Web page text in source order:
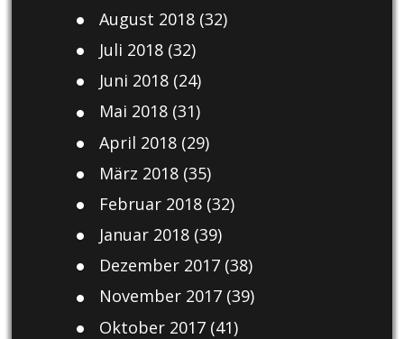
August 2018(32)
Juli 2018(32)
Juni 2018(24)
Mai 2018(31)
April 2018(29)
März 2018(35)
Februar 2018(32)
Januar 2018(39)
Dezember 2017(38)
November 2017(39)
Oktober 2017(41)